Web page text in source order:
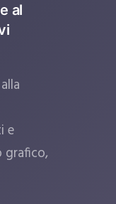
al
e
grafico,